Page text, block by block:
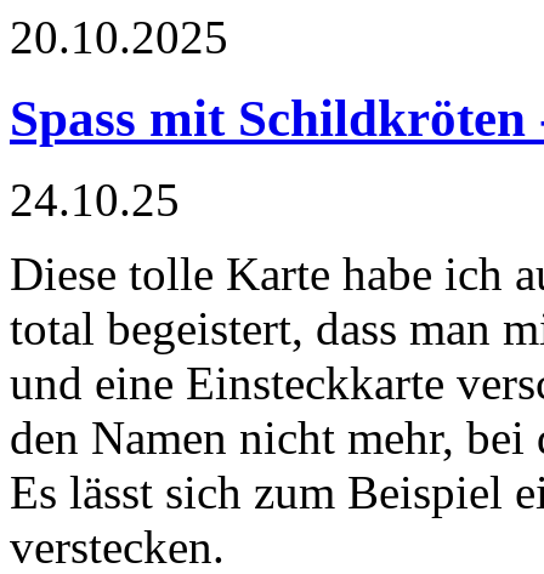
20.10.2025
Spass mit
24.10.25
Diese tolle Karte habe ich
total begeistert, dass man
und eine Einsteckkarte
den Namen nicht mehr, bei
Es lässt sich zum Beispiel
verstecken.